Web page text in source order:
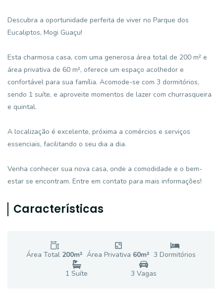
Descubra a oportunidade perfeita de viver no Parque dos
Eucaliptos, Mogi Guaçu!
Esta charmosa casa, com uma generosa área total de 200 m² e
área privativa de 60 m², oferece um espaço acolhedor e
confortável para sua família. Acomode-se com 3 dormitórios,
sendo 1 suíte, e aproveite momentos de lazer com churrasqueira
e quintal.
A localização é excelente, próxima a comércios e serviços
essenciais, facilitando o seu dia a dia.
Venha conhecer sua nova casa, onde a comodidade e o bem-
estar se encontram. Entre em contato para mais informações!
Características
Área Total 200m² Área Privativa 60m² 3 Dormitórios
1 Suíte 3 Vagas